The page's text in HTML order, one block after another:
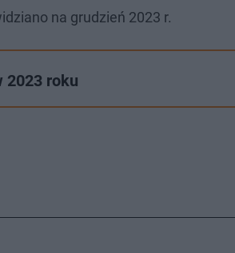
na grudzień 2023 r.
2023 roku